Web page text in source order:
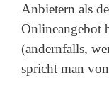
Anbietern als
Onlineangebot
(andernfalls,
spricht man